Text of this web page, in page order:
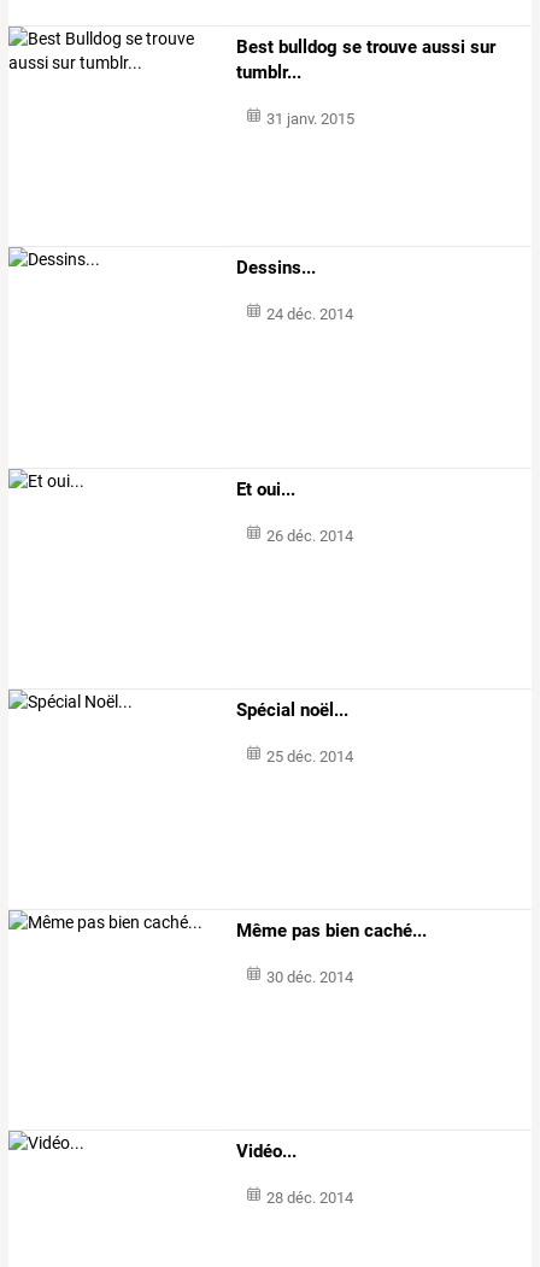
Best bulldog se trouve aussi sur
tumblr...
31 janv. 2015
Dessins...
24 déc. 2014
Et oui...
26 déc. 2014
Spécial noël...
25 déc. 2014
Même pas bien caché...
30 déc. 2014
Vidéo...
28 déc. 2014